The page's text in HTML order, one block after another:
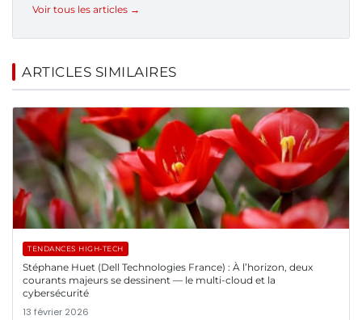
Voir tous les articles →
ARTICLES SIMILAIRES
TENDANCES HIGH-TECH
Stéphane Huet (Dell Technologies France) : À l’horizon, deux
courants majeurs se dessinent — le multi-cloud et la
cybersécurité
13 février 2026